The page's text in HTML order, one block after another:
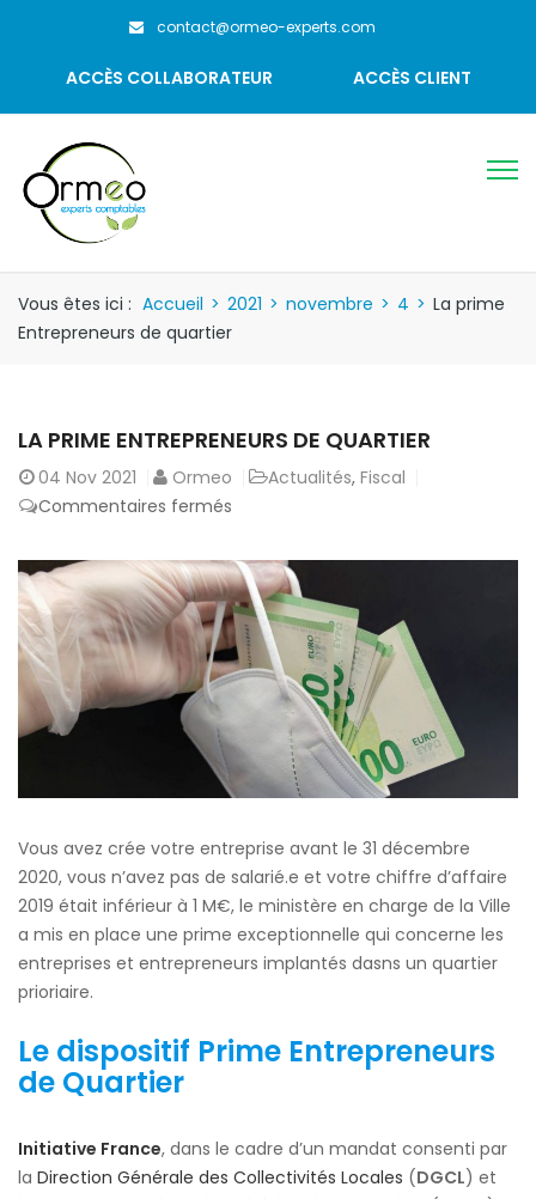
contact@ormeo-experts.com
ACCÈS COLLABORATEUR ACCÈS CLIENT
Vous êtes ici : Accueil > 2021 > novembre > 4 > La prime
Entrepreneurs de quartier
LA PRIME ENTREPRENEURS DE QUARTIER
04 Nov 2021 Ormeo Actualités, Fiscal
Commentaires fermés
prime
Entrepreneurs
de
quartier
Vous avez crée votre entreprise avant le 31 décembre
2020, vous n’avez pas de salarié.e et votre chiffre d’affaire
2019 était inférieur à 1 M€, le ministère en charge de la Ville
a mis en place une prime exceptionnelle qui concerne les
entreprises et entrepreneurs implantés dasns un quartier
prioriaire.
Le dispositif Prime Entrepreneurs
de Quartier
Initiative France, dans le cadre d’un mandat consenti par
la Direction Générale des Collectivités Locales (DGCL) et